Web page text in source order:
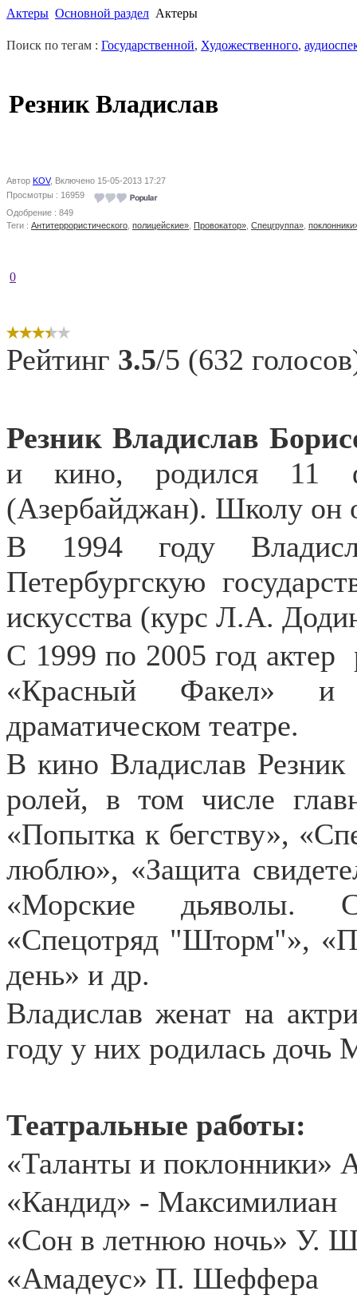
Актеры Основной раздел Актеры
Поиск по тегам : Государственной, Художественного,
Резник Владислав
Автор KOV, Включено 15-05-2013 17:27
Просмотры : 16959
Одобрение : 849
Теги : Антитеррористического полицейские» Провокатор» Спецгруппа»
0
Рейтинг 3.5/5 (632
Резник Владислав
и кино, родился 11
(Азербайджан). Школу он
В 1994 году
Петербургскую
искусства (курс Л.А.
С 1999 по 2005 год актер
«Красный Факел» и
драматическом театре.
В кино Владислав
ролей, в том числе
«Попытка к бегству»,
люблю», «Защита
«Морские дьяволы.
«Спецотряд "Шторм"»,
день» и др.
Владислав женат на
году у них родилась дочь
Театральные работы:
«Таланты и поклонники»
«Кандид» - Максимилиан
«Сон в летнюю ночь» У.
«Амадеус» П. Шеффера